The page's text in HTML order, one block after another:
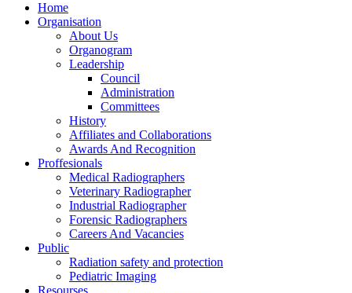
Home
Organisation
About Us
Organogram
Leadership
Council
Administration
Committees
History
Affiliates and Collaborations
Awards And Recognition
Proffesionals
Medical Radiographers
Veterinary Radiographer
Industrial Radiographer
Forensic Radiographers
Careers And Vacancies
Public
Radiation safety and protection
Pediatric Imaging
Resourses